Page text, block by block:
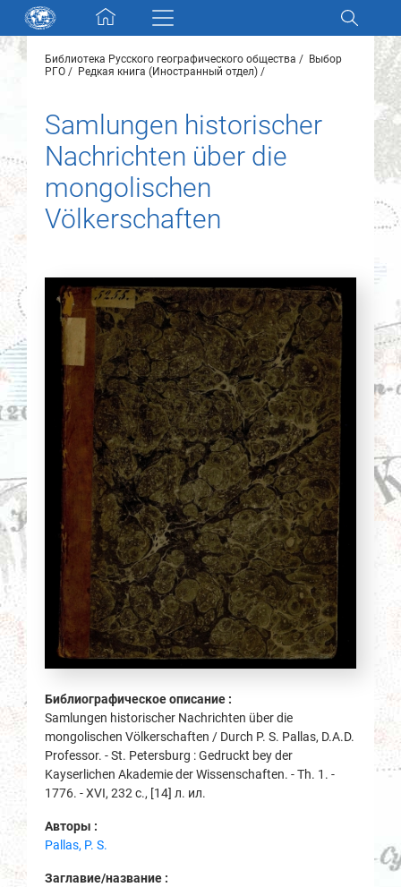
Skip navigation
Разделы и коллекции
Электронный каталог
Новости
О нас
Контакты
Партнеры
Найти
Библиотека Русского географического общества
Выбор
РГО
Редкая книга (Иностранный отдел)
Samlungen historischer
Nachrichten über die
mongolischen
Völkerschaften
Библиографическое описание :
Samlungen historischer Nachrichten über die
mongolischen Völkerschaften / Durch P. S. Pallas, D.A.D.
Professor. - St. Petersburg : Gedruckt bey der
Kayserlichen Akademie der Wissenschaften. - Th. 1. -
1776. - XVI, 232 с., [14] л. ил.
Авторы :
Pallas, P. S.
Заглавие/название :